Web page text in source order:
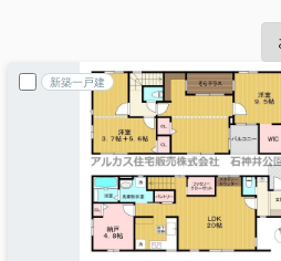
新築一戸建